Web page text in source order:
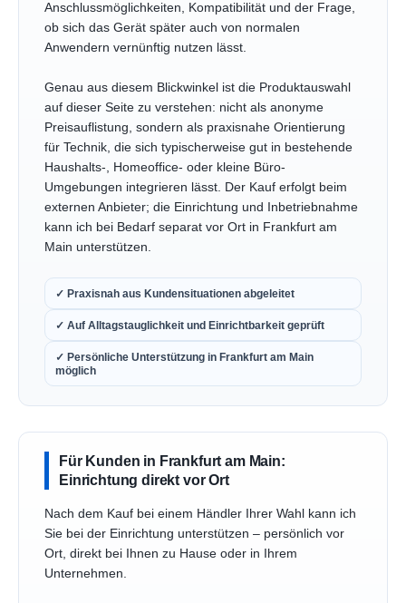
Anschlussmöglichkeiten, Kompatibilität und der Frage,
ob sich das Gerät später auch von normalen
Anwendern vernünftig nutzen lässt.
Genau aus diesem Blickwinkel ist die Produktauswahl
auf dieser Seite zu verstehen: nicht als anonyme
Preisauflistung, sondern als praxisnahe Orientierung
für Technik, die sich typischerweise gut in bestehende
Haushalts-, Homeoffice- oder kleine Büro-
Umgebungen integrieren lässt. Der Kauf erfolgt beim
externen Anbieter; die Einrichtung und Inbetriebnahme
kann ich bei Bedarf separat vor Ort in Frankfurt am
Main unterstützen.
✓ Praxisnah aus Kundensituationen abgeleitet
✓ Auf Alltagstauglichkeit und Einrichtbarkeit geprüft
✓ Persönliche Unterstützung in Frankfurt am Main
möglich
Für Kunden in Frankfurt am Main:
Einrichtung direkt vor Ort
Nach dem Kauf bei einem Händler Ihrer Wahl kann ich
Sie bei der Einrichtung unterstützen – persönlich vor
Ort, direkt bei Ihnen zu Hause oder in Ihrem
Unternehmen.